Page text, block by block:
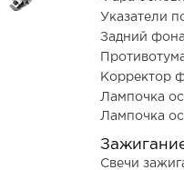
Указатели
Задний
Корректор
Лампочка
Лампочка
Свечи